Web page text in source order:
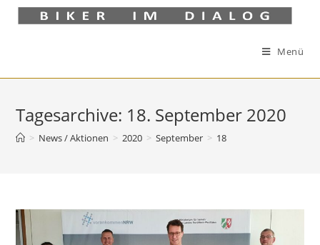
Menü
Tagesarchive: 18. September 2020
> News / Aktionen > 2020 > September > 18